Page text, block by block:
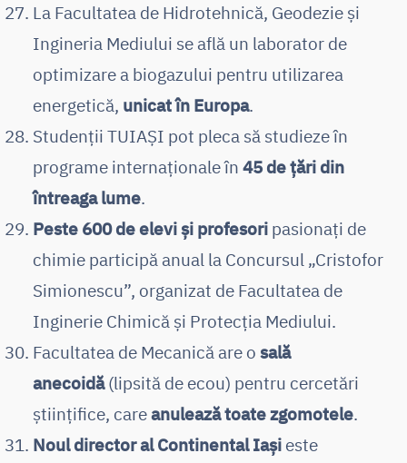
La Facultatea de Hidrotehnică, Geodezie și
Ingineria Mediului se află un laborator de
optimizare a biogazului pentru utilizarea
energetică, unicat în Europa.
Studenții TUIAȘI pot pleca să studieze în
programe internaționale în 45 de țări din
întreaga lume.
Peste 600 de elevi și profesori pasionați de
chimie participă anual la Concursul „Cristofor
Simionescu”, organizat de Facultatea de
Inginerie Chimică și Protecția Mediului.
Facultatea de Mecanică are o sală
anecoidă(lipsită de ecou) pentru cercetări
științifice, careanulează toate zgomotele.
Noul director al Continental Iași este